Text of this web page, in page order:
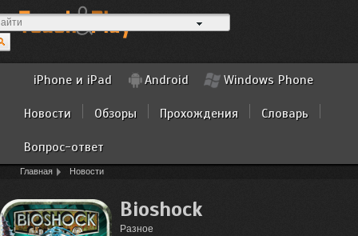
iPhone и iPad Android Windows Phone
Новости Обзоры Прохождения Словарь
Вопрос-ответ
Главная Новости
Bioshock
Разное